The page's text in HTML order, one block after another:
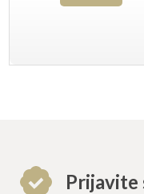
Prijavite